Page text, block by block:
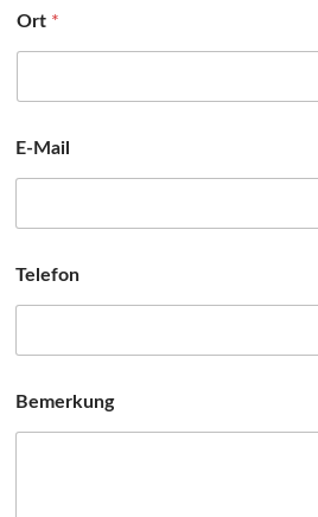
Ort *
E-Mail
Telefon
Bemerkung